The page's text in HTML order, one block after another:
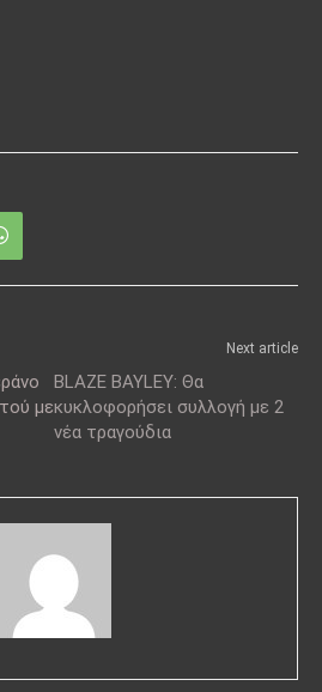
με
Next article
BLAZE BAYLEY: Θα
κυκλοφορήσει συλλογή με 2
νέα τραγούδια